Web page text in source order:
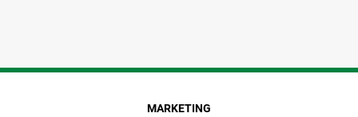
MARKETING